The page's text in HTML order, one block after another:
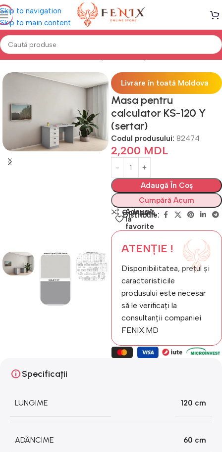
Skip to navigation
Skip to main content
(18мм PAL) Module perete living serie =Y="MODERN"
Livrare în toată Moldova
Masa pentru
calculator KS-120 Y
(sertar)
Codul produsului: 82474
2,200 MDL
Adaugă În Coș
Cumpără Acum
Compară
Adaugă
la
favorite
Distribuie:
ATENȚIE !
Disponibilitatea, prețul și
caracteristicile
produsului este necesar
să le verificați la
consultanții companiei
FENIX.MD
Specificații
LUNGIME 120 cm
ADÂNCIME 60 cm